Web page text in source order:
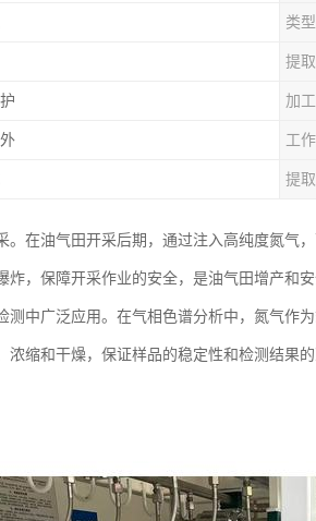
类型
提
加
工
提
。在油气田开采后期，通过注入高纯度氮气
炸，保障开采作业的安全，是油气田增产和安
测中广泛应用。在气相色谱分析中，氮气作
浓缩和干燥，保证样品的稳定性和检测结果